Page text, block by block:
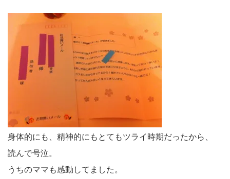
身体的にも、精神的にもとてもツライ時期だったから、
読んで号泣。
うちのママも感動してました。